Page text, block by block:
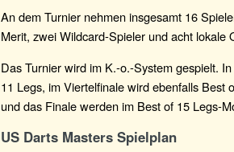
An dem Turnier nehmen insgesamt 16
Merit, zwei Wildcard-Spieler und acht lokale
Das Turnier wird im K.-o.-System gespielt.
11 Legs, im Viertelfinale wird ebenfalls Best
und das Finale werden im Best of 15 Legs-
US Darts Masters Spielplan